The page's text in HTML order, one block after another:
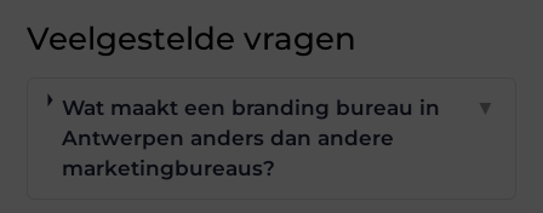
Veelgestelde vragen
Wat maakt een branding bureau in
Antwerpen anders dan andere
marketingbureaus?
▼